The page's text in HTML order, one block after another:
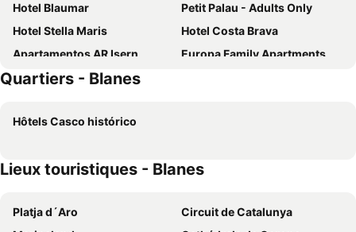
Hotel Blaumar
Petit Palau - Adults Only
Hotel Stella Maris
Hotel Costa Brava
Apartamentos AR Isern
Europa Family Apartments
Casa Indiana Hotel Boutique
Beachfront Apartment with Pool and Garden S Abanell Blanes
Can Setmanes
Solmar Camping
Aiguaneu S´Ermita
La mestrança
Quartiers - Blanes
Hôtels Casco histórico
Lieux touristiques - Blanes
Platja d´Aro
Circuit de Catalunya